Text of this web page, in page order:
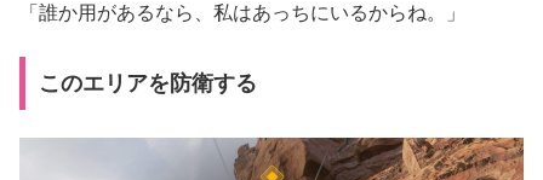
「誰か用があるなら、私はあっちにいるからね。」
このエリアを防衛する